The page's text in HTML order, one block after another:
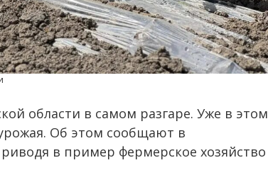
области в самом разгаре. Уже в этом
Об этом сообщают в
в пример фермерское хозяйство